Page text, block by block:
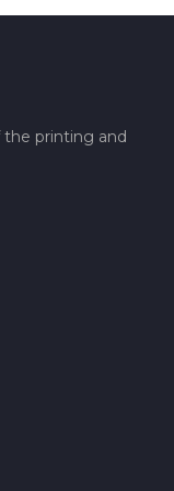
printing and